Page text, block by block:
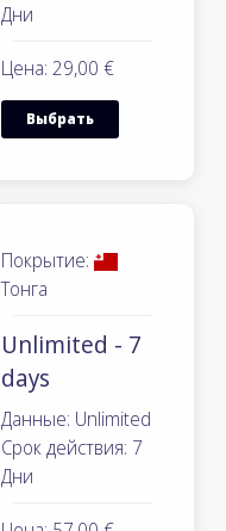
Дни
Цена: 29,00 €
Выбрать
Покрытие:
Тонга
Unlimited - 7
days
Данные: Unlimited
Срок действия: 7
Дни